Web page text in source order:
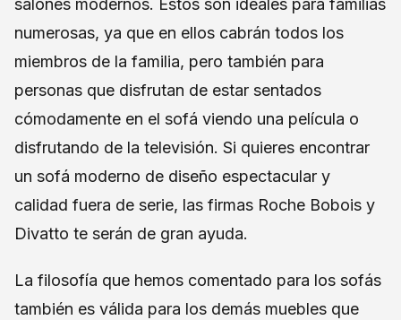
salones modernos. Éstos son ideales para familias
numerosas, ya que en ellos cabrán todos los
miembros de la familia, pero también para
personas que disfrutan de estar sentados
cómodamente en el sofá viendo una película o
disfrutando de la televisión. Si quieres encontrar
un sofá moderno de diseño espectacular y
calidad fuera de serie, las firmas Roche Bobois y
Divatto te serán de gran ayuda.
La filosofía que hemos comentado para los sofás
también es válida para los demás muebles que